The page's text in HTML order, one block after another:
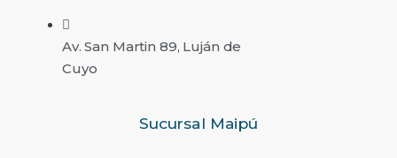
Av. San Martin 89, Luján de
Cuyo
Sucursal Maipú